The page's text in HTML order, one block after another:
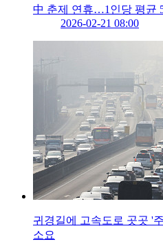
中 춘제 연휴…1인당 평균
2026-02-21 08:00
귀경길에 고속도로 곳곳 '
소요